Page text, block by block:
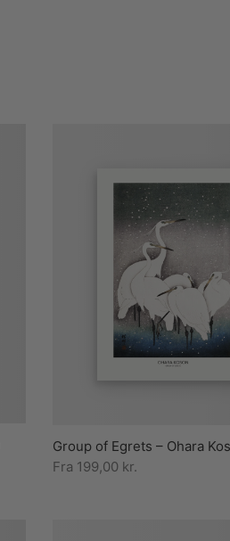
Group of Egrets – Ohara
Fra 199,00 kr.